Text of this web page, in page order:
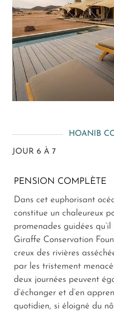
HOANIB
JOUR 6 À 7
PENSION COMPLÈTE
Dans cet euphorisant
constitue un chaleureux
promenades guidées
Giraffe Conservation
creux des rivières
par les tristement
deux journées peuvent
d’échanger et d’en
quotidien, si éloigné du